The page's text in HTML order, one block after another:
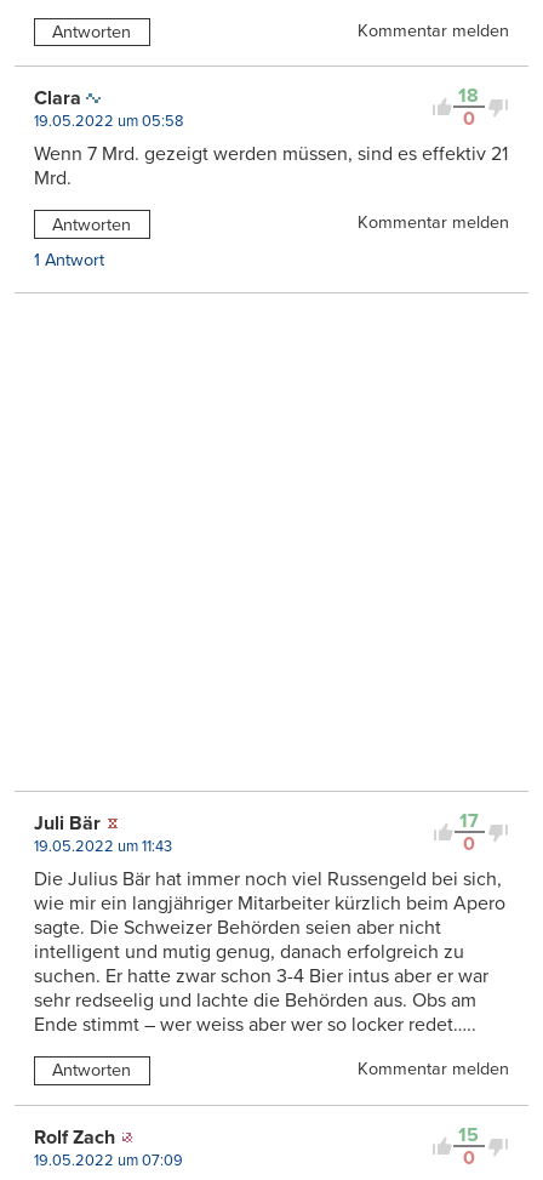
Antworten Kommentar melden
18
0
Clara
19.05.2022 um 05:58
Wenn 7 Mrd. gezeigt werden müssen, sind es effektiv 21
Mrd.
Antworten
Kommentar melden
1 Antwort
17
0
Juli Bär
19.05.2022 um 11:43
Die Julius Bär hat immer noch viel Russengeld bei sich,
wie mir ein langjähriger Mitarbeiter kürzlich beim Apero
sagte. Die Schweizer Behörden seien aber nicht
intelligent und mutig genug, danach erfolgreich zu
suchen. Er hatte zwar schon 3-4 Bier intus aber er war
sehr redseelig und lachte die Behörden aus. Obs am
Ende stimmt – wer weiss aber wer so locker redet…..
Antworten Kommentar melden
15
0
Rolf Zach
19.05.2022 um 07:09